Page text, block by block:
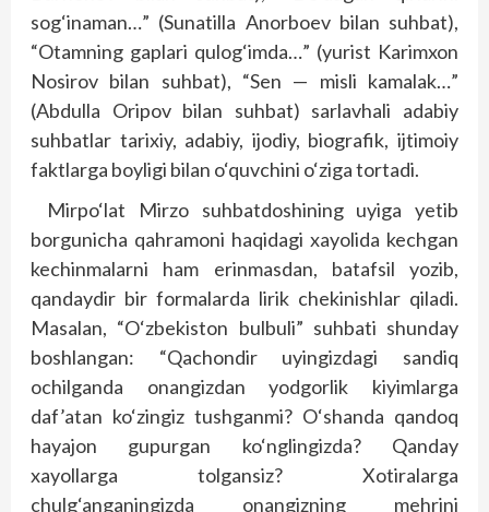
sog‘inaman…” (Sunatilla Anorboev bilan suhbat),
“Otamning gaplari qulog‘imda…” (yurist Karimxon
Nosirov bilan suhbat), “Sen — misli kamalak…”
(Abdulla Oripov bilan suhbat) sarlavhali adabiy
suhbatlar tarixiy, adabiy, ijodiy, biografik, ijtimoiy
faktlarga boyligi bilan o‘quvchini o‘ziga tortadi.
Mirpo‘lat Mirzo suhbatdoshining uyiga yetib
borgunicha qahramoni haqidagi xayolida kechgan
kechinmalarni ham erinmasdan, batafsil yozib,
qandaydir bir formalarda lirik chekinishlar qiladi.
Masalan, “O‘zbekiston bulbuli” suhbati shunday
boshlangan: “Qachondir uyingizdagi sandiq
ochilganda onangizdan yodgorlik kiyimlarga
daf’atan ko‘zingiz tushganmi? O‘shanda qandoq
hayajon gupurgan ko‘nglingizda? Qanday
xayollarga tolgansiz? Xotiralarga
chulg‘anganingizda onangizning mehrini